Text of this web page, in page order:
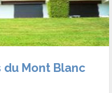
du Mont Blanc